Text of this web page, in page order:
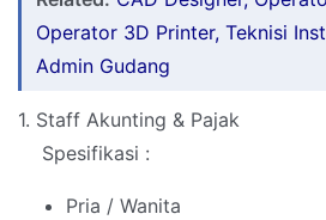
Operator 3D Printer, Teknisi
Admin Gudang
1. Staff Akunting & Pajak
Spesifikasi :
Pria / Wanita